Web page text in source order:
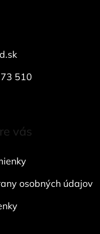
510
vás
osobných údajov